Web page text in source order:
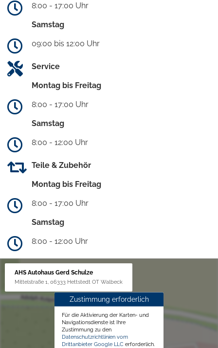
8:00 - 17:00 Uhr
Samstag
09:00 bis 12:00 Uhr
Service
Montag bis Freitag
8:00 - 17:00 Uhr
Samstag
8:00 - 12:00 Uhr
Teile & Zubehör
Montag bis Freitag
8:00 - 17:00 Uhr
Samstag
8:00 - 12:00 Uhr
AHS Autohaus Gerd Schulze
Mittelstraße 1, 06333 Hettstedt OT Walbeck
Zustimmung erforderlich
Für die Aktivierung der Karten- und
Navigationsdienste ist Ihre
Zustimmung zu den
Datenschutzrichtlinien vom
Drittanbieter Google LLC erforderlich.